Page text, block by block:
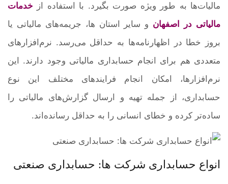
مالیات‌ها به طور ویژه صورت بگیرد. با استفاده از خدمات
مالیاتی در اصفهان و سایر استان ها، جریمه‌های مالیاتی یا
بروز خطا در اظهارنامه‌ها به حداقل می‌رسد. نرم‌افزارهای
متعددی هم برای انجام حسابداری مالیاتی وجود دارند. این
نرم‌افزارها، امکان انجام فرایندهای مختلف این نوع
حسابداری، از جمله تهیه و ارسال گزارش‌های مالیاتی را
ساده‌تر کرده و خطای انسانی را به حداقل رسانده‌اند.
انواع حسابداری شرکت ها: حسابداری صنعتی